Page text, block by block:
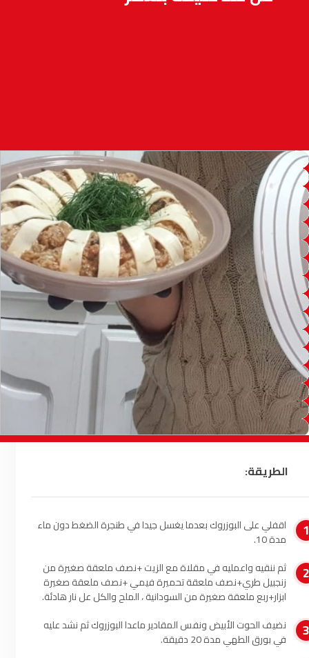
الخميسات 99.9FM
إفران 103.6FM
الغرب 99.3FM
السمارة 93.5FM
الصويرة 92.8FM
الراشدية
آسفي 103.6
الجديدة 95.1
89.7FM
الرباط 95.7 FM
الدار البيضاء 104.3 FM
الناظور 104.3FM
أصيلة 102.3FM
الطريقة:
1
اقفلي على البوزروك بعدما يغسل جيدا في طنجرة الضغط دون ماء
مدة 10.
2
ثم ننقيه واعمليه في مقلاة مع الزيت +نصف ملعقة صغيرة من
زنجبيل طري+نصف ملعقة تحميرة فيمي +نصف ملعقة صغيرة
ابزار+ربع ملعقة صغيرة من السودانية ، الملح والكل عل نار هادئة.
3
نضيف الحوت الأبيض ونفس المقادير ماعدا البوزروك ثم نشد عليه
في بورق الطهي مدة 20 دقيقة.